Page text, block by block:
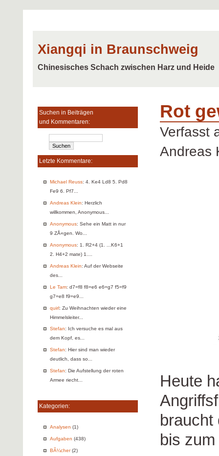
Xiangqi in Braunschweig
Chinesisches Schach zwischen Harz und Heide
Suchen in Beiträgen
und Kommentaren:
Letzte Kommentare:
Michael Reuss: 4. Ke4 Ld8 5. Pd8
Fe9 6. Pf7...
Andreas Klein: Herzlich
willkommen, Anonymous...
Anonymous: Sehe ein Matt in nur
9 ZÅ«gen. Wo...
Anonymous: 1. R2+4 (1. ...K6+1
2. H4+2 mate) 1....
Andreas Klein: Auf der Webseite
des...
Le Tam: d7=f8 f8=e6 e6=g7 f5=f9
g7=e8 f9=e9...
quirl: Zu Weihnachten wieder eine
Himmelsleiter...
Stefan: Ich versuche es mal aus
dem Kopf, es...
Stefan: Hier sind man wieder
deutlich, dass so...
Stefan: Die Aufstellung der roten
Armee riecht...
Kategorien:
Analysen (1)
Aufgaben (438)
BÃ¼cher(2)
Rot
Verfasst
Andreas
Heute
bis